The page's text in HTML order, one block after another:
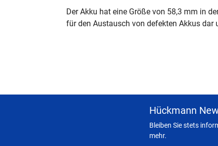
Der Akku hat eine Größe von 58,3 mm in
für den Austausch von defekten Akkus dar
Hückmann
Bleiben Sie stets
mehr.